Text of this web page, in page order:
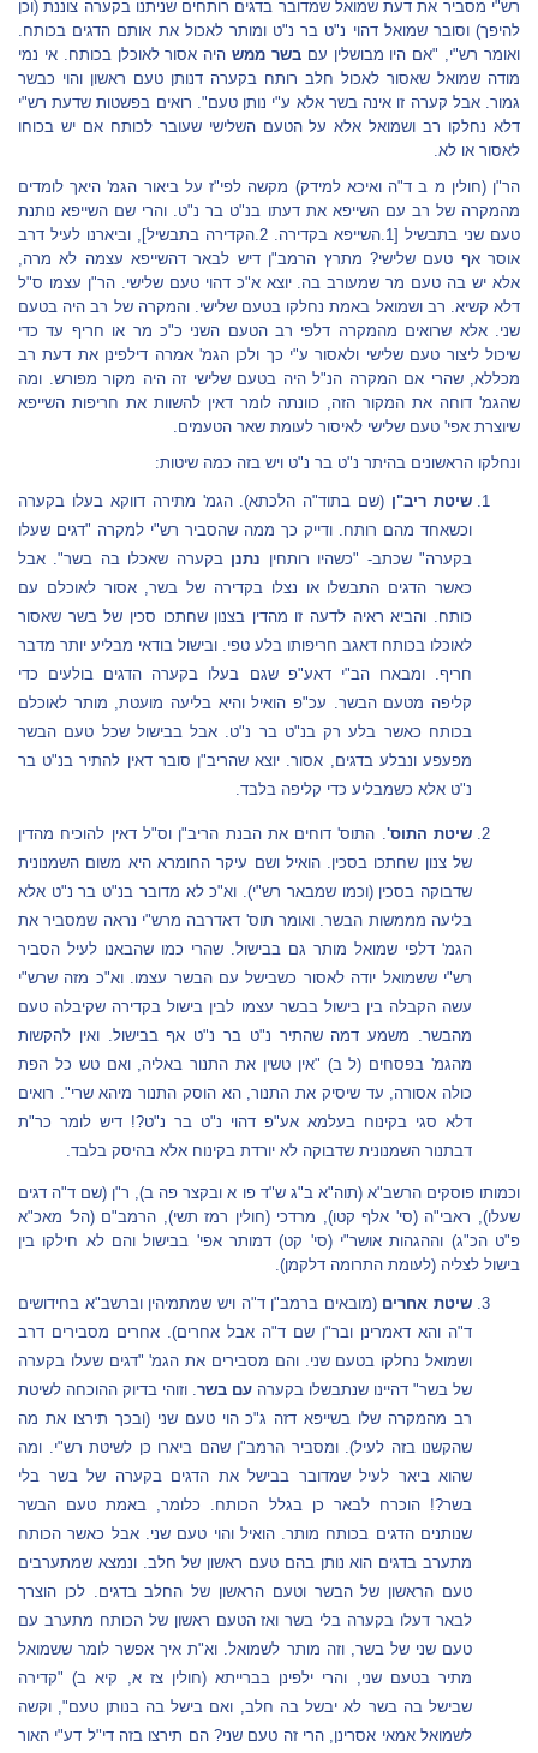
רש"י מסביר את דעת שמואל שמדובר בדגים רותחים שניתנו בקערה צוננת (וכן
להיפך) וסובר שמואל דהוי נ"ט בר נ"ט ומותר לאכול את אותם הדגים בכותח.
ואומר רש"י, "אם היו מבושלין עםבשר ממש היה אסור לאוכלן בכותח. אי נמי
מודה שמואל שאסור לאכול חלב רותח בקערה דנותן טעם ראשון והוי כבשר
גמור. אבל קערה זו אינה בשר אלא ע"י נותן טעם". רואים בפשטות שדעת רש"י
דלא נחלקו רב ושמואל אלא על הטעם השלישי שעובר לכותח אם יש בכוחו
לאסור או לא.
הר"ן (חולין מ ב ד"ה ואיכא למידק) מקשה לפי"ז על ביאור הגמ' היאך לומדים
מהמקרה של רב עם השייפא את דעתו בנ"ט בר נ"ט. והרי שם השייפא נותנת
טעם שני בתבשיל [1.השייפא בקדירה. 2.הקדירה בתבשיל], וביארנו לעיל דרב
אוסר אף טעם שלישי? מתרץ הרמב"ן דיש לבאר דהשייפא עצמה לא מרה,
אלא יש בה טעם מר שמעורב בה. יוצא א"כ דהוי טעם שלישי. הר"ן עצמו ס"ל
דלא קשיא. רב ושמואל באמת נחלקו בטעם שלישי. והמקרה של רב היה בטעם
שני. אלא שרואים מהמקרה דלפי רב הטעם השני כ"כ מר או חריף עד כדי
שיכול ליצור טעם שלישי ולאסור ע"י כך ולכן הגמ' אמרה דילפינן את דעת רב
מכללא, שהרי אם המקרה הנ"ל היה בטעם שלישי זה היה מקור מפורש. ומה
שהגמ' דוחה את המקור הזה, כוונתה לומר דאין להשוות את חריפות השייפא
שיוצרת אפי' טעם שלישי לאיסור לעומת שאר הטעמים.
ונחלקו הראשונים בהיתר נ"ט בר נ"ט ויש בזה כמה שיטות:
שיטת ריב"ן (שם בתוד"ה הלכתא). הגמ' מתירה דווקא בעלו בקערה
וכשאחד מהם רותח. ודייק כך ממה שהסביר רש"י למקרה "דגים שעלו
בקערה" שכתב- "כשהיו רותחין נתנן בקערה שאכלו בה בשר". אבל
כאשר הדגים התבשלו או נצלו בקדירה של בשר, אסור לאוכלם עם
כותח. והביא ראיה לדעה זו מהדין בצנון שחתכו סכין של בשר שאסור
לאוכלו בכותח דאגב חריפותו בלע טפי. ובישול בודאי מבליע יותר מדבר
חריף. ומבארו הב"י דאע"פ שגם בעלו בקערה הדגים בולעים כדי
קליפה מטעם הבשר. עכ"פ הואיל והיא בליעה מועטת, מותר לאוכלם
בכותח כאשר בלע רק בנ"ט בר נ"ט. אבל בבישול שכל טעם הבשר
מפעפע ונבלע בדגים, אסור. יוצא שהריב"ן סובר דאין להתיר בנ"ט בר
נ"ט אלא כשמבליע כדי קליפה בלבד.
שיטת התוס'. התוס' דוחים את הבנת הריב"ן וס"ל דאין להוכיח מהדין
של צנון שחתכו בסכין. הואיל ושם עיקר החומרא היא משום השמנונית
שדבוקה בסכין (וכמו שמבאר רש"י). וא"כ לא מדובר בנ"ט בר נ"ט אלא
בליעה מממשות הבשר. ואומר תוס' דאדרבה מרש"י נראה שמסביר את
הגמ' דלפי שמואל מותר גם בבישול. שהרי כמו שהבאנו לעיל הסביר
רש"י ששמואל יודה לאסור כשבישל עם הבשר עצמו. וא"כ מזה שרש"י
עשה הקבלה בין בישול בבשר עצמו לבין בישול בקדירה שקיבלה טעם
מהבשר. משמע דמה שהתיר נ"ט בר נ"ט אף בבישול. ואין להקשות
מהגמ' בפסחים (ל ב) "אין טשין את התנור באליה, ואם טש כל הפת
כולה אסורה, עד שיסיק את התנור, הא הוסק התנור מיהא שרי". רואים
דלא סגי בקינוח בעלמא אע"פ דהוי נ"ט בר נ"ט?! דיש לומר כר"ת
דבתנור השמנונית שדבוקה לא יורדת בקינוח אלא בהיסק בלבד.
וכמותו פוסקים הרשב"א (תוה"א ב"ג ש"ד פו א ובקצר פה ב), ר"ן (שם ד"ה דגים
שעלו), ראבי"ה (סי' אלף קטו), מרדכי (חולין רמז תשי), הרמב"ם (הל' מאכ"א
פ"ט הכ"ג) וההגהות אושר"י (סי' קט) דמותר אפי' בבישול והם לא חילקו בין
בישול לצליה (לעומת התרומה דלקמן).
שיטת אחרים (מובאים ברמב"ן ד"ה ויש שמתמיהין וברשב"א בחידושים
ד"ה והא דאמרינן ובר"ן שם ד"ה אבל אחרים). אחרים מסבירים דרב
ושמואל נחלקו בטעם שני. והם מסבירים את הגמ' "דגים שעלו בקערה
של בשר" דהיינו שנתבשלו בקערה עם בשר. וזוהי בדיוק ההוכחה לשיטת
רב מהמקרה שלו בשייפא דזה ג"כ הוי טעם שני (ובכך תירצו את מה
שהקשנו בזה לעיל). ומסביר הרמב"ן שהם ביארו כן לשיטת רש"י. ומה
שהוא ביאר לעיל שמדובר בבישל את הדגים בקערה של בשר בלי
בשר?! הוכרח לבאר כן בגלל הכותח. כלומר, באמת טעם הבשר
שנותנים הדגים בכותח מותר. הואיל והוי טעם שני. אבל כאשר הכותח
מתערב בדגים הוא נותן בהם טעם ראשון של חלב. ונמצא שמתערבים
טעם הראשון של הבשר וטעם הראשון של החלב בדגים. לכן הוצרך
לבאר דעלו בקערה בלי בשר ואז הטעם ראשון של הכותח מתערב עם
טעם שני של בשר, וזה מותר לשמואל. וא"ת איך אפשר לומר ששמואל
מתיר בטעם שני, והרי ילפינן בברייתא (חולין צז א, קיא ב) "קדירה
שבישל בה בשר לא יבשל בה חלב, ואם בישל בה בנותן טעם", וקשה
לשמואל אמאי אסרינן, הרי זה טעם שני? הם תירצו בזה די"ל דע"י האור